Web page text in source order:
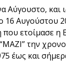
και
Αυγούστου
που ετοίμασε
την
έως και